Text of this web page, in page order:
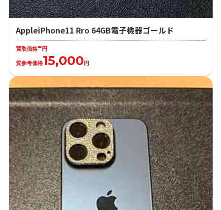
AppleiPhone11 Rro 64GB電子機器ゴールド
買取価格- 円
質参考価格15,000 円